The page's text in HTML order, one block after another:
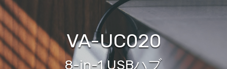
VA-UC020
8-in-1 USBハブ